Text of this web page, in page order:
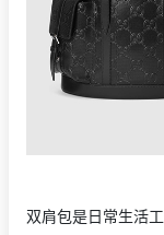
双肩包是日常生活